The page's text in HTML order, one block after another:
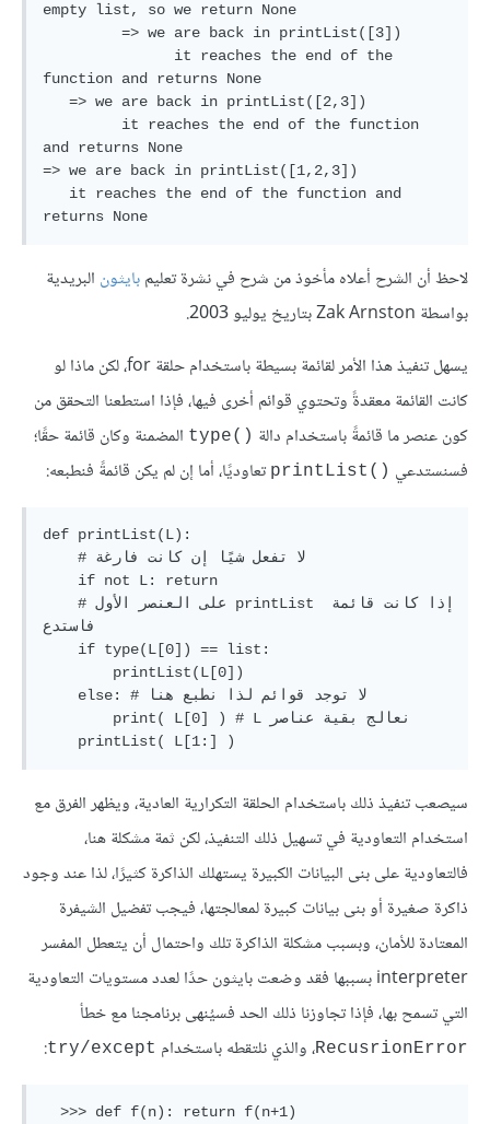
empty list, so we return None
function and returns None
and returns None
=> we are back in printList([1,2,3])
لاحظ أن الشرح أعلاه مأخوذ من شرح في نشرة تعليمبايثون البريدية
بواسطة Zak Arnston بتاريخ يوليو 2003.
يسهل تنفيذ هذا الأمر لقائمة بسيطة باستخدام حلقة for، لكن ماذا لو
كانت القائمة معقدةً وتحتوي قوائم أخرى فيها، فإذا استطعنا التحقق من
كون عنصر ما قائمةً باستخدام دالة type()‎ المضمنة وكان قائمة حقًا؛
فسنستدعي printList()‎ تعاوديًا، أما إن لم يكن قائمةً فنطبعه:
def printList(L):
فاستدع
سيصعب تنفيذ ذلك باستخدام الحلقة التكرارية العادية، ويظهر الفرق مع
استخدام التعاودية في تسهيل ذلك التنفيذ، لكن ثمة مشكلة هنا،
فالتعاودية على بنى البيانات الكبيرة يستهلك الذاكرة كثيرًا، لذا عند وجود
ذاكرة صغيرة أو بنى بيانات كبيرة لمعالجتها، فيجب تفضيل الشيفرة
المعتادة للأمان، وبسبب مشكلة الذاكرة تلك واحتمال أن يتعطل المفسر
interpreter بسببها فقد وضعت بايثون حدًا لعدد مستويات التعاودية
التي تسمح بها، فإذا تجاوزنا ذلك الحد فسيُنهى برنامجنا مع خطأ
RecusrionError، والذي نلتقطه باستخدام try/except
: